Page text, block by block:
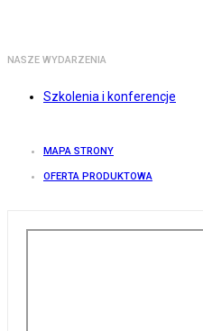
NASZE WYDARZENIA
Szkolenia i konferencje
MAPA STRONY
OFERTA PRODUKTOWA